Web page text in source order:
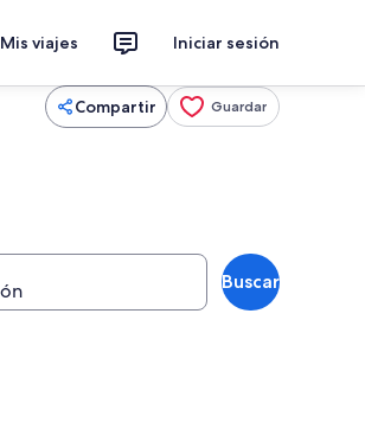
Mis viajes Iniciar sesión
Compartir Guardar
Buscar